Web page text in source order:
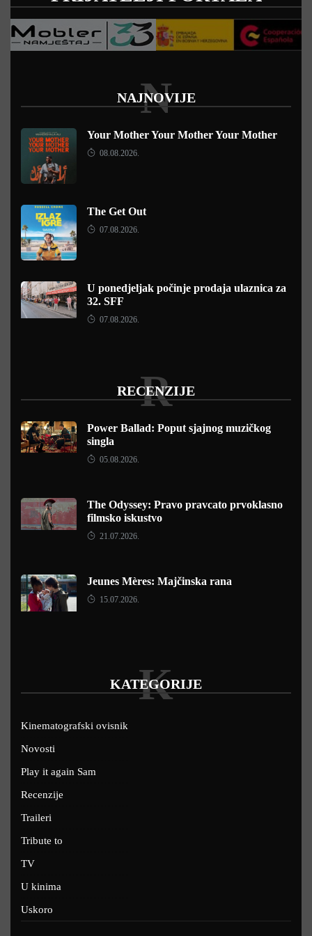
NAJNOVIJE
N
Your Mother Your Mother Your Mother
08.08.2026.
The Get Out
07.08.2026.
U ponedjeljak počinje prodaja ulaznica za
32. SFF
07.08.2026.
RECENZIJE
R
Power Ballad: Poput sjajnog muzičkog
singla
05.08.2026.
The Odyssey: Pravo pravcato prvoklasno
filmsko iskustvo
21.07.2026.
Jeunes Mères: Majčinska rana
15.07.2026.
KATEGORIJE
K
Kinematografski ovisnik
Novosti
Play it again Sam
Recenzije
Traileri
Tribute to
TV
U kinima
Uskoro